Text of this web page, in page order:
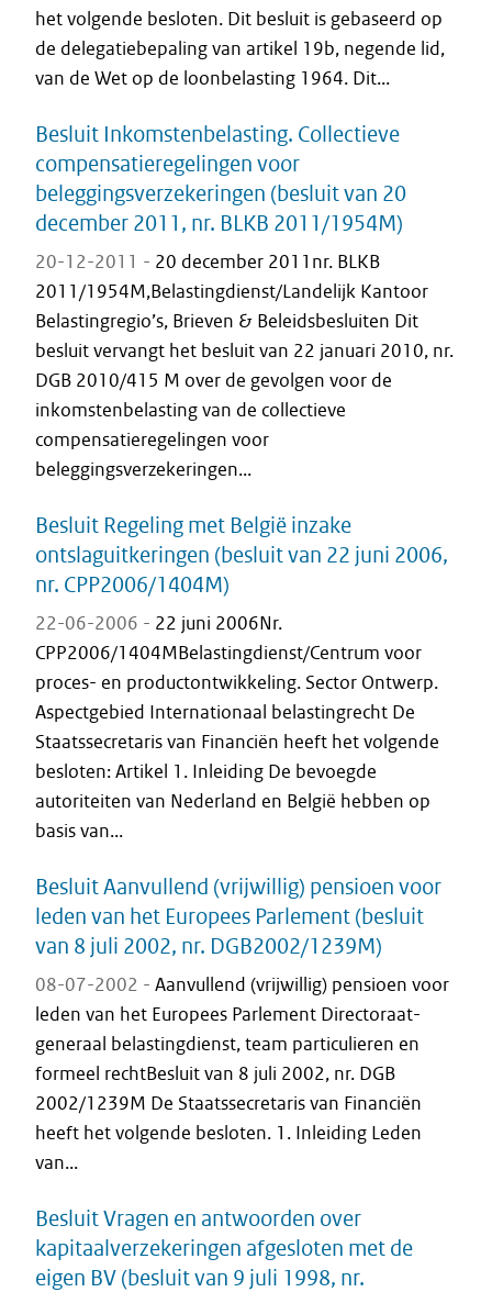
het volgende besloten. Dit besluit is gebaseerd op
de delegatiebepaling van artikel 19b, negende lid,
van de Wet op de loonbelasting 1964. Dit...
Besluit Inkomstenbelasting. Collectieve
compensatieregelingen voor
beleggingsverzekeringen (besluit van 20
december 2011, nr. BLKB 2011/1954M)
20-12-2011 - 20 december 2011nr. BLKB
2011/1954M,Belastingdienst/Landelijk Kantoor
Belastingregio’s, Brieven & Beleidsbesluiten Dit
besluit vervangt het besluit van 22 januari 2010, nr.
DGB 2010/415 M over de gevolgen voor de
inkomstenbelasting van de collectieve
compensatieregelingen voor
beleggingsverzekeringen...
Besluit Regeling met België inzake
ontslaguitkeringen (besluit van 22 juni 2006,
nr. CPP2006/1404M)
22-06-2006 - 22 juni 2006Nr.
CPP2006/1404MBelastingdienst/Centrum voor
proces- en productontwikkeling. Sector Ontwerp.
Aspectgebied Internationaal belastingrecht De
Staatssecretaris van Financiën heeft het volgende
besloten: Artikel 1. Inleiding De bevoegde
autoriteiten van Nederland en België hebben op
basis van...
Besluit Aanvullend (vrijwillig) pensioen voor
leden van het Europees Parlement (besluit
van 8 juli 2002, nr. DGB2002/1239M)
08-07-2002 - Aanvullend (vrijwillig) pensioen voor
leden van het Europees Parlement Directoraat-
generaal belastingdienst, team particulieren en
formeel rechtBesluit van 8 juli 2002, nr. DGB
2002/1239M De Staatssecretaris van Financiën
heeft het volgende besloten. 1. Inleiding Leden
van...
Besluit Vragen en antwoorden over
kapitaalverzekeringen afgesloten met de
eigen BV (besluit van 9 juli 1998, nr.